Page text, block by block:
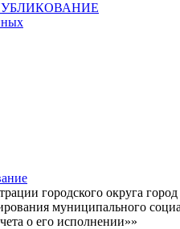
городского округа
муниципального
о его исполнении»»